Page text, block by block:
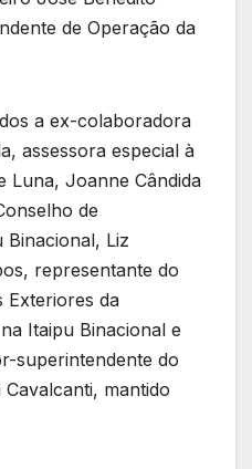
de Operação da
a ex-colaboradora
assessora especial à
Luna, Joanne Cândida
de
Binacional, Liz
representante do
Exteriores da
Itaipu Binacional e
superintendente do
mantido